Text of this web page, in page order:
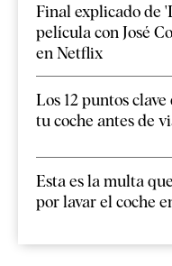
Final explicado de
película con José
en Netflix
Los 12 puntos
tu coche antes de
Esta es la multa
por lavar el coche